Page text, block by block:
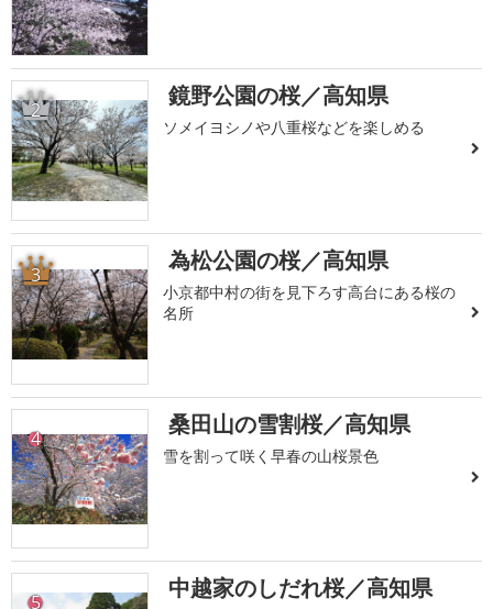
2 鏡野公園の桜／高知県
ソメイヨシノや八重桜などを楽しめる
3 為松公園の桜／高知県
小京都中村の街を見下ろす高台にある桜の
名所
4 桑田山の雪割桜／高知県
雪を割って咲く早春の山桜景色
5 中越家のしだれ桜／高知県